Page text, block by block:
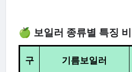
🍏 보일러 종류별 특징
구
기름보일러